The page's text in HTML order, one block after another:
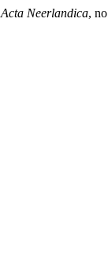
Acta Neerlandica,